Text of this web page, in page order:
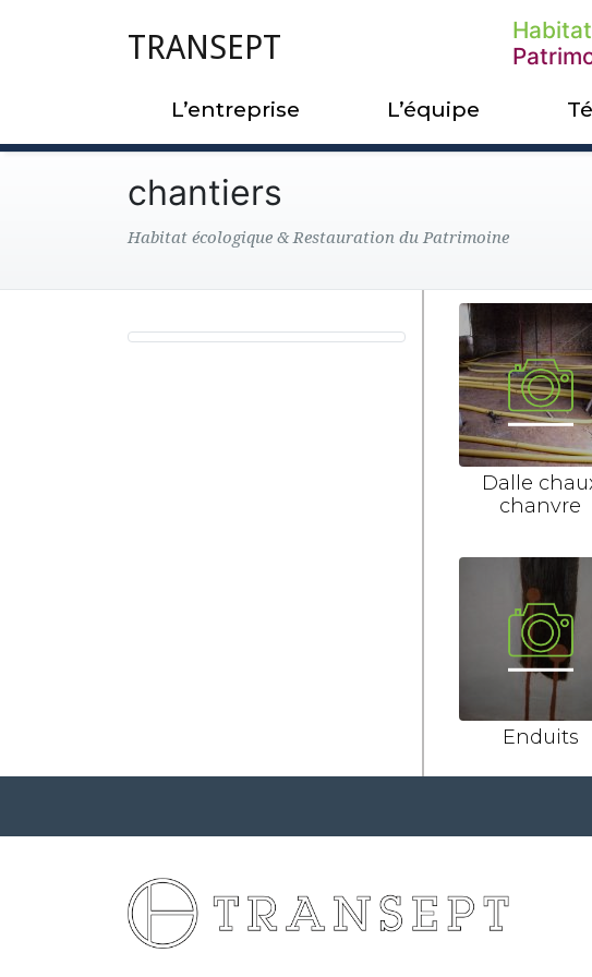
TRANSEPT
L’entreprise L’équipe
chantiers
Habitat écologique & Restauration du Patrimoine
Dalle
chanvre
Enduits